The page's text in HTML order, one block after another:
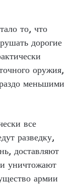
то, что
дорогие
оружия,
меньшими
все
разведку,
доставляют
уничтожают
армии